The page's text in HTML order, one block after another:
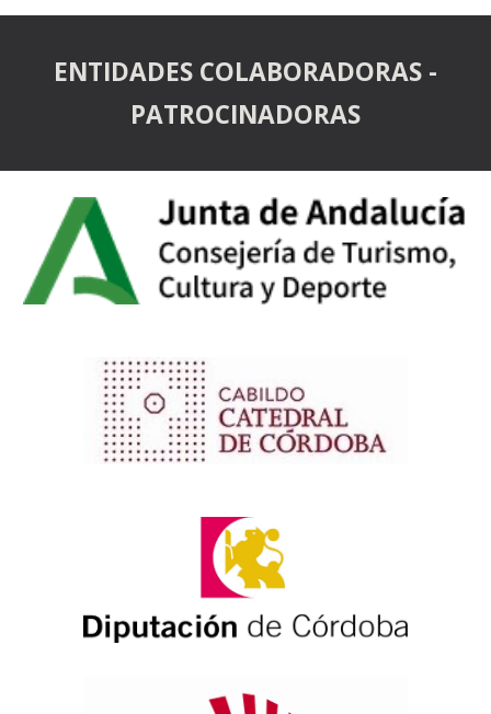
ENTIDADES COLABORADORAS -
PATROCINADORAS